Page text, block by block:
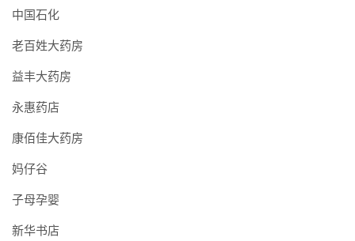
中国石化
老百姓大药房
益丰大药房
永惠药店
康佰佳大药房
妈仔谷
子母孕婴
新华书店